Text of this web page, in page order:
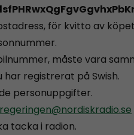
för kvitto av
måste vara
har registrerat på Swish.
personuppgifter.
tacka i radion.